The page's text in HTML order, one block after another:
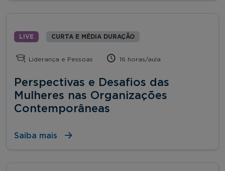
LIVE CURTA E MÉDIA DURAÇÃO
Liderança e Pessoas 16 horas/aula
Perspectivas e Desafios das
Mulheres nas Organizações
Contemporâneas
Saiba mais